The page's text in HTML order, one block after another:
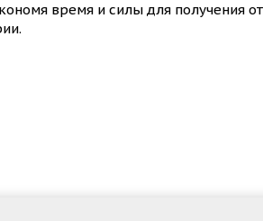
время и силы для получения